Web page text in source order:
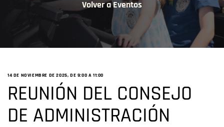
Volver a Eventos
14 DE NOVIEMBRE DE 2025, DE 9:00 A 11:00
REUNIÓN DEL CONSEJO
DE ADMINISTRACIÓN